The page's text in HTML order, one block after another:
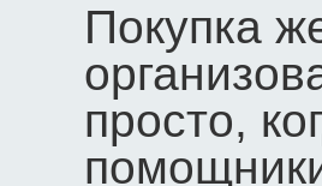
Покупка
просто,